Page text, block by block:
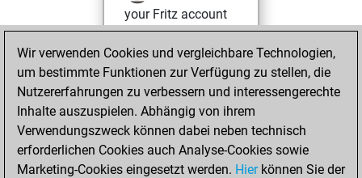
your Fritz account
You played 172
bullet games
Play
You scored +90
=9 -73 in bullet
Samstag, August
31, 2019
Wir verwenden Cookies und vergleichbare Technologien,
um bestimmte Funktionen zur Verfügung zu stellen, die
Nutzererfahrungen zu verbessern und interessengerechte
Inhalte auszuspielen. Abhängig von ihrem
Verwendungszweck können dabei neben technisch
erforderlichen Cookies auch Analyse-Cookies sowie
Marketing-Cookies eingesetzt werden. Hierkönnen Sie der